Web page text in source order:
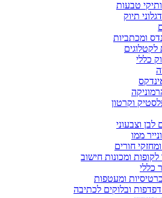
טבעות
תיוק
ומכתביות
לקטלוגים
כללי
וקרטון
לבן וצבעוני
ממו
חורים
לקופות ומכונות חישוב
כללי
ומעטפות
ובלוקים לכתיבה